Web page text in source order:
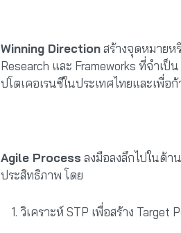
Winning Directionสร้างจุดหมายห
Research และ Frameworks ที่จำเป็
ปโตเคอเรนซีในประเทศไทยและเพื่อ
Agile Process ลงมือลงลึกไปในด้า
ประสิทธิภาพ โดย
1. วิเคราะห์ STP เพื่อสร้าง Target